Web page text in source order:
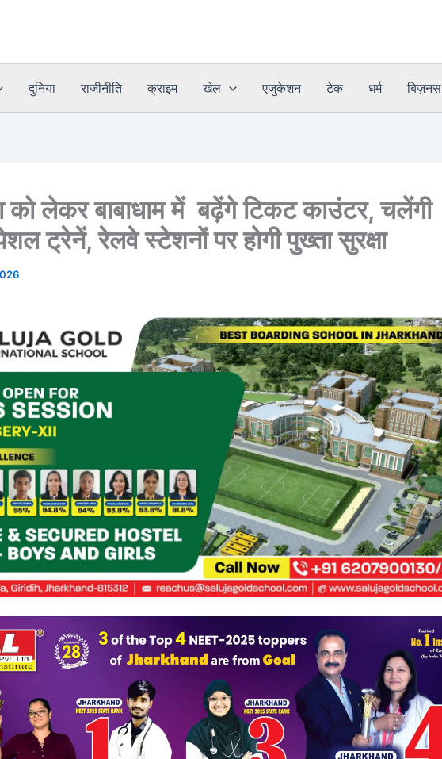
दुनिया राजीनीति क्राइम खेल एजुकेशन टेक धर्म बिज़नस
को लेकर बाबाधाम में बढ़ेंगे टिकट काउंटर, चलेंगी
ट्रेनें, रेलवे स्टेशनों पर होगी पुख्ता सुरक्षा